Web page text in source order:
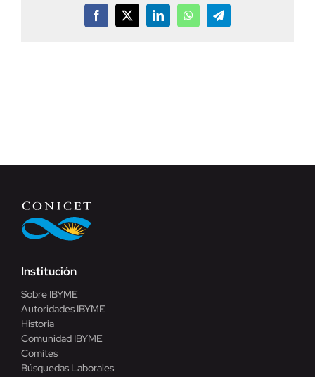
Facebook
X LinkedInWhatsAppTelegram
Institución
Sobre IBYME
Autoridades IBYME
Historia
Comunidad IBYME
Comites
Búsquedas Laborales